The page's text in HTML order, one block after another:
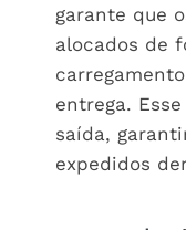
garante que
alocados de
entrega.
saída,
expedidos